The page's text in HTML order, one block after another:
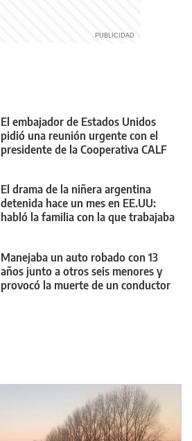
El embajador de Estados Unidos
pidió una reunión urgente con el
presidente de la Cooperativa CALF
El drama de la niñera argentina
detenida hace un mes en EE.UU:
habló la familia con la que trabajaba
Manejaba un auto robado con 13
años junto a otros seis menores y
provocó la muerte de un conductor